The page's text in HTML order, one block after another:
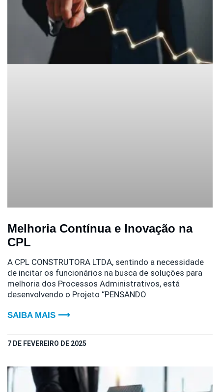
Melhoria Contínua e Inovação na
CPL
A CPL CONSTRUTORA LTDA, sentindo a necessidade
de incitar os funcionários na busca de soluções para
melhoria dos Processos Administrativos, está
desenvolvendo o Projeto “PENSANDO
SAIBA MAIS ⟶
7 DE FEVEREIRO DE 2025